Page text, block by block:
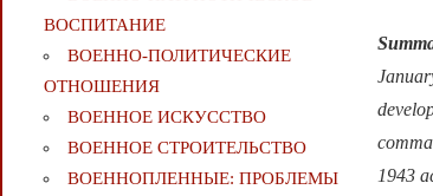
1943
ВОСПИТАНИЕ
ВОЕННО-ПОЛИТИЧЕСКИE
ОТНОШЕНИЯ
ВОЕННОЕ ИСКУССТВО
ВОЕННОЕ СТРОИТЕЛЬСТВО
ВОЕННОПЛЕННЫЕ: ПРОБЛЕМЫ